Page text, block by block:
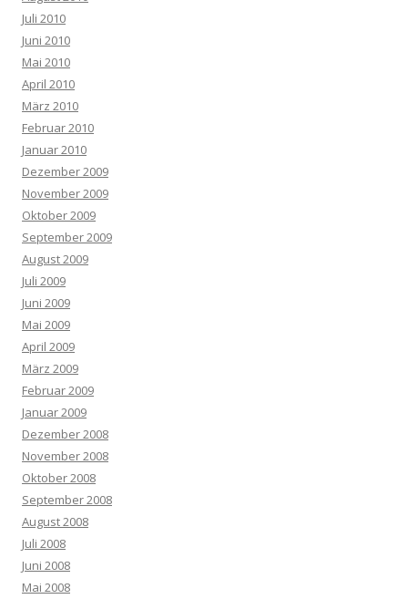
Juli 2010
Juni 2010
Mai 2010
April 2010
März 2010
Februar 2010
Januar 2010
Dezember 2009
November 2009
Oktober 2009
September 2009
August 2009
Juli 2009
Juni 2009
Mai 2009
April 2009
März 2009
Februar 2009
Januar 2009
Dezember 2008
November 2008
Oktober 2008
September 2008
August 2008
Juli 2008
Juni 2008
Mai 2008